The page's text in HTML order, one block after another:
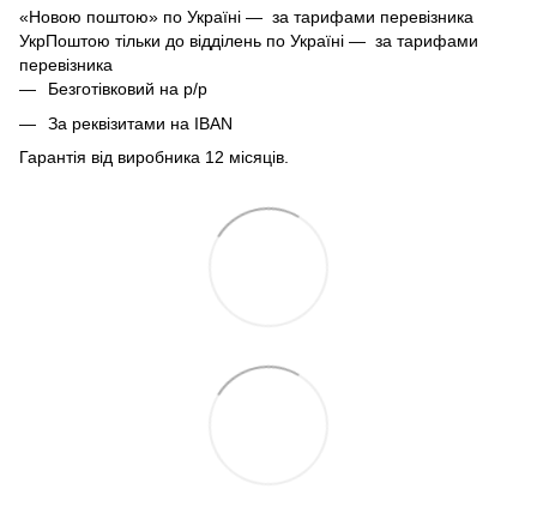
«Новою поштою» по Україні — за тарифами перевізника
УкрПоштою тільки до відділень по Україні — за тарифами
перевізника
Безготівковий на р/р
За реквізитами на IBAN
Гарантія від виробника 12 місяців.